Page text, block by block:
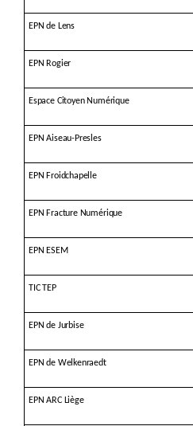
EPN de Lens
EPN Rogier
Espace Citoyen Numérique
EPN Aiseau-Presles
EPN Froidchapelle
EPN Fracture Numérique
EPN ESEM
TIC TEP
EPN de Jurbise
EPN de Welkenraedt
EPN ARC Liège